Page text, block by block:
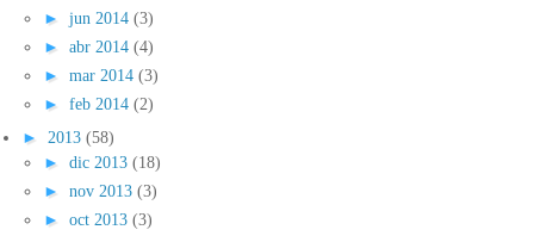
► jun 2014 (3)
► abr 2014 (4)
► mar 2014 (3)
► feb 2014 (2)
► 2013 (58)
► dic 2013 (18)
► nov 2013 (3)
► oct 2013 (3)